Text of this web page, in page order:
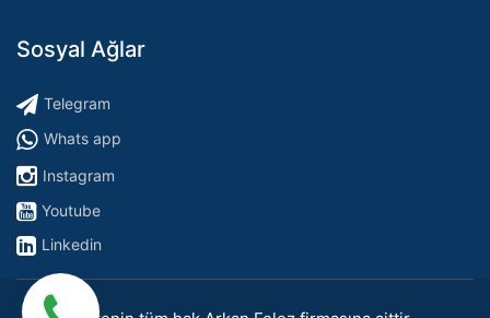
Sosyal Ağlar
Telegram
Whats app
Instagram
Youtube
Linkedin